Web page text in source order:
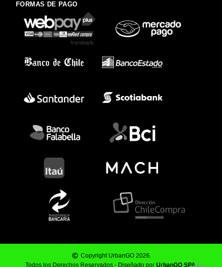
FORMAS DE PAGO
Copyright UrbanGO 2026.
Todos los Derechos Reservados - Diseñado por UrbanGO SPA.